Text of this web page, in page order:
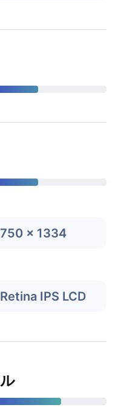
750 x 1334
Retina IPS LCD